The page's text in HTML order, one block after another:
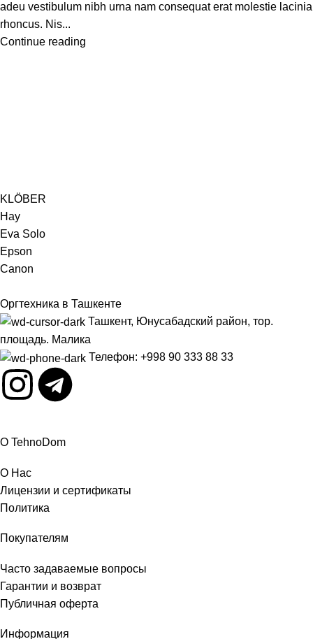
adeu vestibulum nibh urna nam consequat erat molestie lacinia
rhoncus. Nis...
Continue reading
KLÖBER
Hay
Eva Solo
Epson
Canon
Оргтехника в Ташкенте
Ташкент, Юнусабадский район, тор.
площадь. Малика
Телефон: +998 90 333 88 33
О TehnoDom
О Нас
Лицензии и сертификаты
Политика
Покупателям
Часто задаваемые вопросы
Гарантии и возврат
Публичная оферта
Информация